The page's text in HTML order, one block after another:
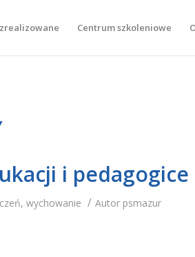
Centrum szkoleniowe
i pedagogice
, wychowanie / Autor psmazur